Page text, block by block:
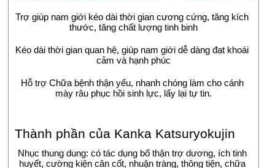
Trợ giúp nam giới kéo dài thời gian cương cứng, tăng kích
thước, tăng chất lượng tinh binh
Kéo dài thời gian quan hệ, giúp nam giới dễ dàng đạt khoái
cảm và hạnh phúc
Hỗ trợ Chữa bệnh thận yếu, nhanh chóng làm cho cánh
mày râu phục hồi sinh lực, lấy lại tự tin.
Thành phần của Kanka Katsuryokujin
Nhục thung dung: có tác dụng bổ thận trợ dương, ích tinh
huyết, cường kiện cân cốt, nhuận tràng, thông tiện, chữa